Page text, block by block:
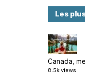
Les
Canada,
8.5k views